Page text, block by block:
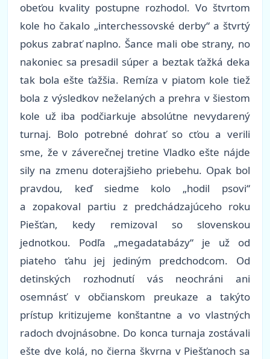
obeťou kvality postupne rozhodol. Vo štvrtom
kole ho čakalo „interchessovské derby“ a štvrtý
pokus zabrať naplno. Šance mali obe strany, no
nakoniec sa presadil súper a beztak ťažká deka
tak bola ešte ťažšia. Remíza v piatom kole tiež
bola z výsledkov neželaných a prehra v šiestom
kole už iba podčiarkuje absolútne nevydarený
turnaj. Bolo potrebné dohrať so cťou a verili
sme, že v záverečnej tretine Vladko ešte nájde
sily na zmenu doterajšieho priebehu. Opak bol
pravdou, keď siedme kolo „hodil psovi“
a zopakoval partiu z predchádzajúceho roku
Piešťan, kedy remizoval so slovenskou
jednotkou. Podľa „megadatabázy“ je už od
piateho ťahu jej jediným predchodcom. Od
detinských rozhodnutí vás neochráni ani
osemnásť v občianskom preukaze a takýto
prístup kritizujeme konštantne a vo vlastných
radoch dvojnásobne. Do konca turnaja zostávali
ešte dve kolá, no čierna škvrna v Piešťanoch sa